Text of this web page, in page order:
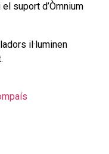
suport d’Òmnium
il·luminen